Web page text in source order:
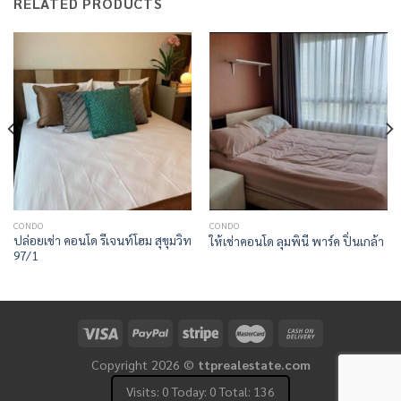
CONDO
ปล่อยเช่า คอนโด รีเจนท์โฮม สุขุมวิท
97/1
CONDO
ให้เช่าคอนโด ลุมพินี พาร์ค ปิ่นเกล้า
Copyright 2026 © ttprealestate.com
Visits: 0 Today: 0 Total: 136